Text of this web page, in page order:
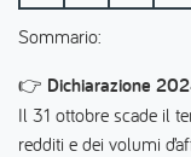
Sommario:
👉 Dichiarazione
Il 31 ottobre scade il
redditi e dei volumi